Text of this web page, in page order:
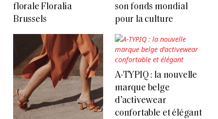
florale Floralia
Brussels
son fonds mondial
pour la culture
A-TYPIQ : la nouvelle
marque belge
d’activewear
confortable et élégant